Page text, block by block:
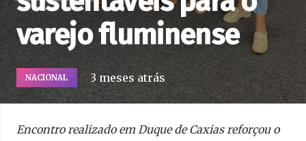
varejo fluminense
NACIONAL 3 meses atrás
Encontro realizado em Duque de Caxias reforçou o